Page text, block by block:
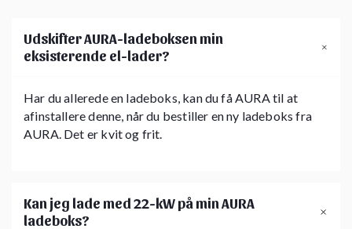
Udskifter AURA-ladeboksen min
eksisterende el-lader?
Har du allerede en ladeboks, kan du få AURA til at
afinstallere denne, når du bestiller en ny ladeboks fra
AURA. Det er kvit og frit.
Kan jeg lade med 22-kW på min AURA
ladeboks?